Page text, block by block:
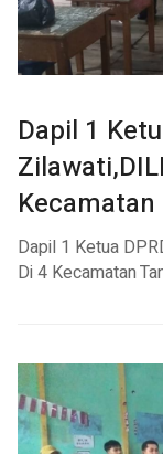
Dapil 1
Kecamatan
Dapil 1 Ketua
Di 4 Kecamatan